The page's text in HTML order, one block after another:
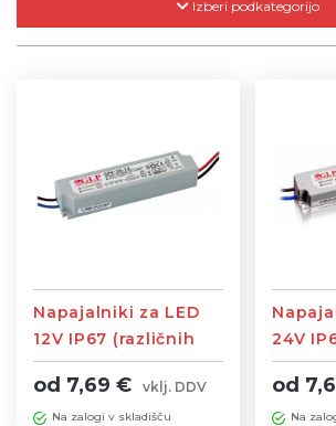
Izberi podkategorijo
Napajalniki za LED
12V IP67 (različnih
moči)
od 7,69 € vklj. DDV
Na zalogi v skladišču
24V
moči)
od
Na